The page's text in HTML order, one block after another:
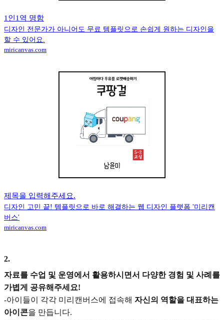
1인1역 명함
디자인 전문가가 아니어도 무료 템플릿으로 손쉽게 원하는 디자인을
할 수 있어요.
miricanvas.com
제목을 입력해주세요.
디자인 고민 끝! 템플릿으로 바로 해결하는 웹 디자인 플랫폼 '미리캔
버스'
miricanvas.com
2.
자료를 수업 및 운영에서 활용하시면서 다양한 경험 및 사례를
가볍게 공유해주세요!
-아이들이 각각 미리캔버스에 접속해 자신의 역할을 대표하는
아이콘을 만듭니다.